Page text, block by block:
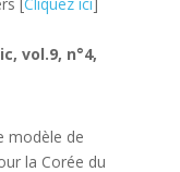
, vol.9, n°4,
modèle de
la Corée du